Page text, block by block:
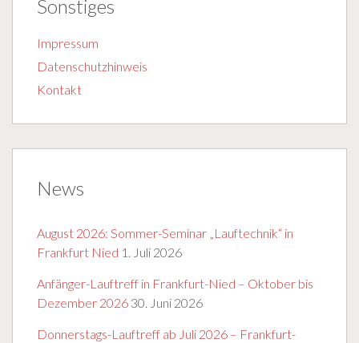
Sonstiges
Impressum
Datenschutzhinweis
Kontakt
News
August 2026: Sommer-Seminar „Lauftechnik“ in
Frankfurt Nied 1. Juli 2026
Anfänger-Lauftreff in Frankfurt-Nied – Oktober bis
Dezember 2026 30. Juni 2026
Donnerstags-Lauftreff ab Juli 2026 – Frankfurt-